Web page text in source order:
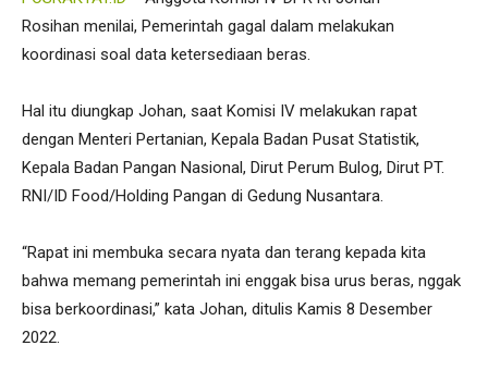
Rosihan menilai, Pemerintah gagal dalam melakukan
koordinasi soal data ketersediaan beras.
Hal itu diungkap Johan, saat Komisi IV melakukan rapat
dengan Menteri Pertanian, Kepala Badan Pusat Statistik,
Kepala Badan Pangan Nasional, Dirut Perum Bulog, Dirut PT.
RNI/ID Food/Holding Pangan di Gedung Nusantara.
“Rapat ini membuka secara nyata dan terang kepada kita
bahwa memang pemerintah ini enggak bisa urus beras, nggak
bisa berkoordinasi,” kata Johan, ditulis Kamis 8 Desember
2022.